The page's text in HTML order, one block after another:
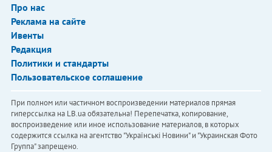
Про нас
Реклама на сайте
Ивенты
Редакция
Политики и стандарты
Пользовательское соглашение
При полном или частичном воспроизведении материалов прямая
гиперссылка на LB.ua обязательна! Перепечатка, копирование,
воспроизведение или иное использование материалов, в которых
содержится ссылка на агентство "Українськi Новини" и "Украинская Фото
Группа" запрещено.